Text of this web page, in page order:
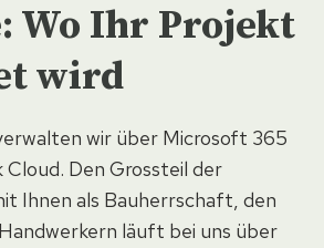
Wo Ihr Projekt
wird
wir über Microsoft 365
Den Grossteil der
Ihnen als Bauherrschaft, den
läuft bei uns über